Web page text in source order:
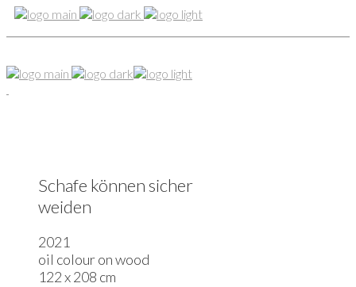
Schafe können sicher
weiden
2021
oil colour on wood
122 x 208 cm